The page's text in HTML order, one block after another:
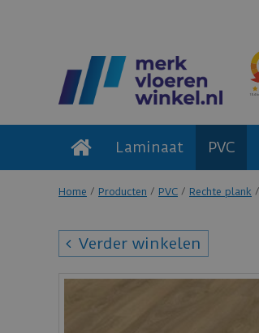
Home Producten PVC Rechte plank
Laminaat PVC
Verder winkelen